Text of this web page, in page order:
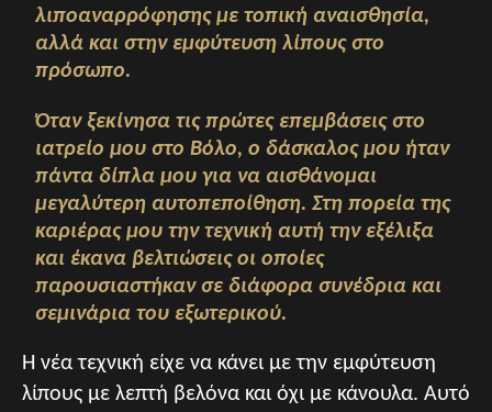
λιποαναρρόφησης με τοπική αναισθησία,
αλλά και στην εμφύτευση λίπους στο
πρόσωπο.
Όταν ξεκίνησα τις πρώτες επεμβάσεις στο
ιατρείο μου στο Βόλο, ο δάσκαλος μου ήταν
πάντα δίπλα μου για να αισθάνομαι
μεγαλύτερη αυτοπεποίθηση. Στη πορεία της
καριέρας μου την τεχνική αυτή την εξέλιξα
και έκανα βελτιώσεις οι οποίες
παρουσιαστήκαν σε διάφορα συνέδρια και
σεμινάρια του εξωτερικού.
Η νέα τεχνική είχε να κάνει με την εμφύτευση
λίπους με λεπτή βελόνα και όχι με κάνουλα. Αυτό